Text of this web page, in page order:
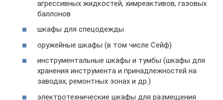
агрессивных жидкостей, химреактивов, газовых
баллонов
шкафы для спецодежды
оружейные шкафы (в том числе Сейф)
инструментальные шкафы и тумбы (шкафы для
хранения инструмента и принадлежностей на
заводах, ремонтных зонах и др.)
электротехнические шкафы для размещения